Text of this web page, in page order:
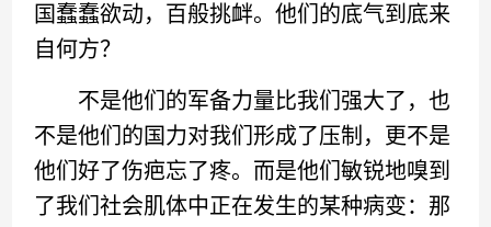
国蠢蠢欲动，百般挑衅。他们的底气到底来
自何方？
不是他们的军备力量比我们强大了，也
不是他们的国力对我们形成了压制，更不是
他们好了伤疤忘了疼。而是他们敏锐地嗅到
了我们社会肌体中正在发生的某种病变：那